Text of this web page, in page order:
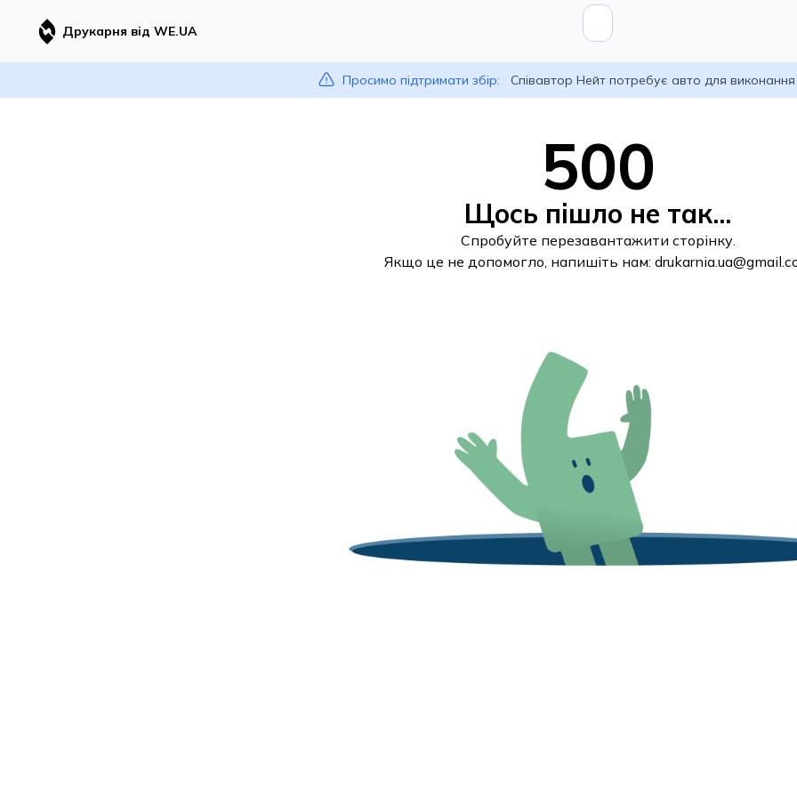
Друкарня від WE.UA
Просимо підтримати збір: Співавтор Нейт потребує авто для
500
Щось пішло не так...
Спробуйте перезавантажити сторінку.
Якщо це не допомогло, напишіть нам: